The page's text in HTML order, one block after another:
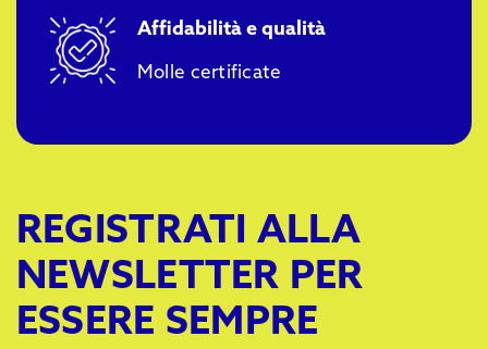
Affidabilità e qualità
Molle certificate
REGISTRATI ALLA
NEWSLETTER PER
ESSERE SEMPRE